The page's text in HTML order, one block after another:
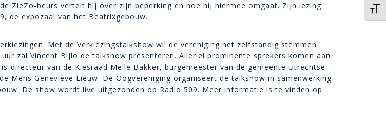
ZieZo-beurs vertelt hij over zijn beperking en hoe hij hiermee omgaat. Zijn lezing
de expozaal van het Beatrixgebouw.
Met de Verkiezingstalkshow wil de vereniging het zelfstandig stemmen
zal Vincent Bijlo de talkshow presenteren. Allerlei prominente sprekers komen aan
directeur van de Kiesraad Melle Bakker, burgemeester van de gemeente Utrechtse
Mens Geneviève Lieuw. De Oogvereniging organiseert de talkshow in samenwerking
De show wordt live uitgezonden op Radio 509. Meer informatie is te vinden op